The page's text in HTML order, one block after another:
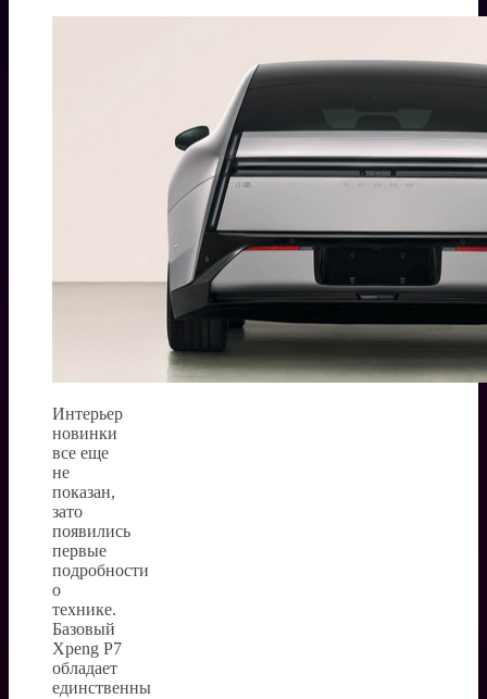
Интерьер
новинки
все еще
не
показан,
зато
появились
первые
подробности
о
технике.
Базовый
Xpeng P7
обладает
единственны